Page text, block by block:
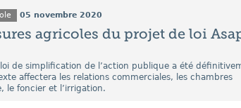
05 novembre 2020
agricoles du projet de loi
de simplification de l’action publique a été
affectera les relations commerciales, les chambres
le foncier et l’irrigation.